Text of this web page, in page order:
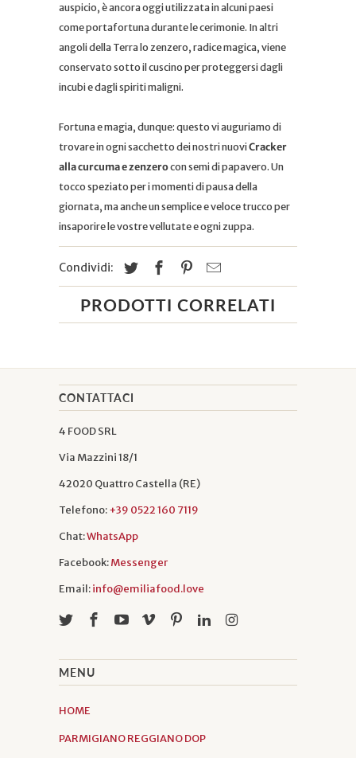
auspicio, è ancora oggi utilizzata in alcuni paesi
come portafortuna durante le cerimonie. In altri
angoli della Terra lo zenzero, radice magica, viene
conservato sotto il cuscino per proteggersi dagli
incubi e dagli spiriti maligni.
Fortuna e magia, dunque: questo vi auguriamo di
trovare in ogni sacchetto dei nostri nuoviCracker
alla curcuma e zenzerocon semi di papavero. Un
tocco speziato per i momenti di pausa della
giornata, ma anche un semplice e veloce trucco per
insaporire le vostre vellutate e ogni zuppa.
Condividi:
PRODOTTI CORRELATI
CONTATTACI
4 FOOD SRL
Via Mazzini 18/1
42020 Quattro Castella (RE)
Telefono:+39 0522 160 7119
Chat:WhatsApp
Facebook:Messenger
Email:info@emiliafood.love
MENU
HOME
PARMIGIANO REGGIANO DOP